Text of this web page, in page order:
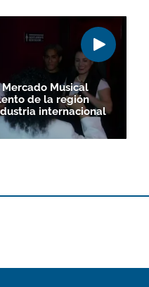
Musical
de la región
internacional